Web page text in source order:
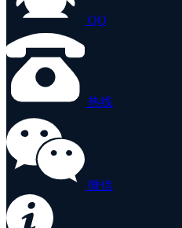
QQ
热线
微信